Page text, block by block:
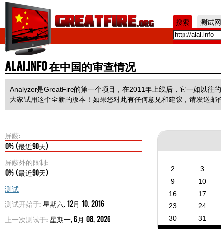
搜索 测试
alai.info 在中国的审查情况
Analyzer是GreatFire的第一个项目，在2011年上线后，它一如以往
大家试用这个全新的版本！如果您对此有任何意见和建议，请发送邮
2
3
9
10
16
17
23
24
30
31
屏蔽:
0% (最近90天)
屏蔽外的限制:
0% (最近90天)
测试
测试开始于: 星期六, 12月 10, 2016
上一次测试于: 星期一, 6月 08, 2026